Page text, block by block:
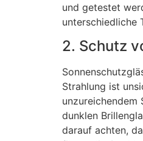
und getestet
unterschiedliche
2. Schutz
Strahlung ist
unzureichendem
dunklen
darauf achten,